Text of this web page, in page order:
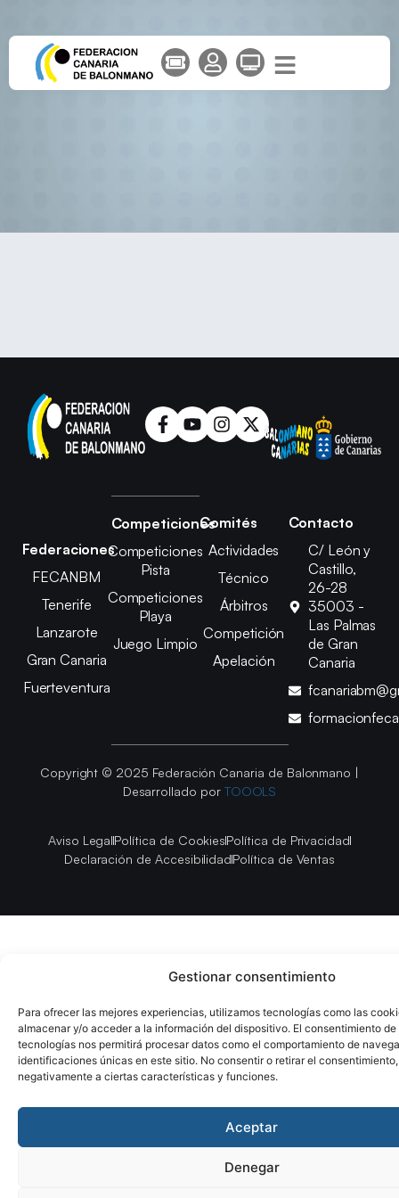
Gestionar consentimiento
Para ofrecer las mejores experiencias, utilizamos tecnologías como las
almacenar y/o acceder a la información del dispositivo. El consentimiento de
tecnologías nos permitirá procesar datos como el comportamiento de
identificaciones únicas en este sitio. No consentir o retirar el
negativamente a ciertas características y funciones.
Aceptar
Denegar
Federaciones
FECANBM
Tenerife
Lanzarote
Gran Canaria
Fuerteventura
Competiciones
Competiciones
Pista
Competiciones
Playa
Juego Limpio
Comités
Actividades
Técnico
Árbitros
Competición
Apelación
Contacto
C/ León y
Castillo,
26-28
35003 -
Las Palmas
de Gran
Canaria
Copyright © 2025 Federación Canaria de Balonmano |
Desarrollado por TOOOLS
Aviso LegalPolítica de CookiesPolítica de Privacidad
Declaración de AccesibilidadPolítica de Ventas